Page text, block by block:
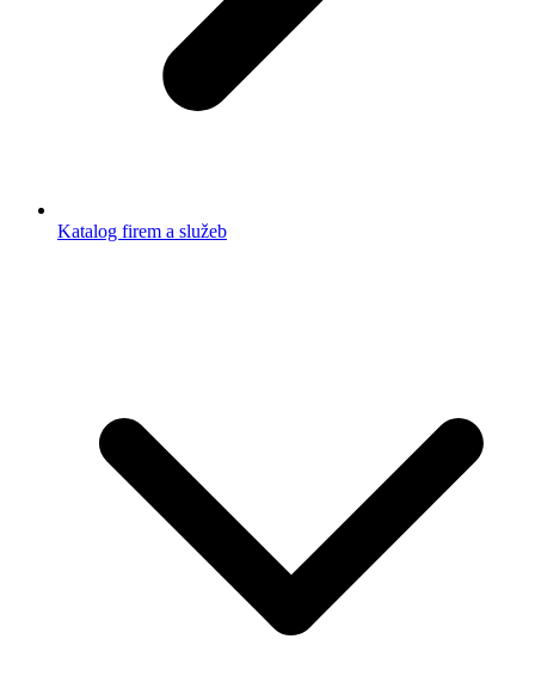
Katalog firem a služeb